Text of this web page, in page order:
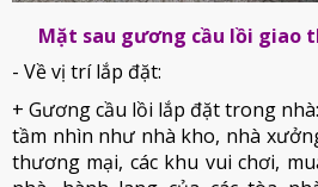
Mặt sau gương cầu lồi giao
- Về vị trí lắp đặt:
+ Gương cầu lồi lắp đặt trong
tầm nhìn như nhà kho, nhà
thương mại, các khu vui chơi,